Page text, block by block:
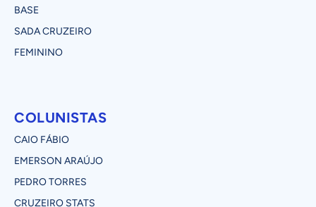
BASE
SADA CRUZEIRO
FEMININO
COLUNISTAS
CAIO FÁBIO
EMERSON ARAÚJO
PEDRO TORRES
CRUZEIRO STATS